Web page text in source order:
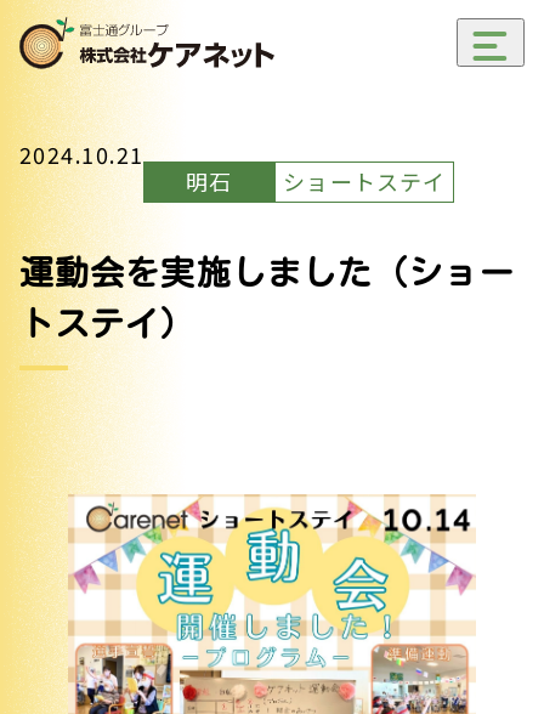
2024.10.21
明石
ショートステイ
運動会を実施しました（ショー
トステイ）